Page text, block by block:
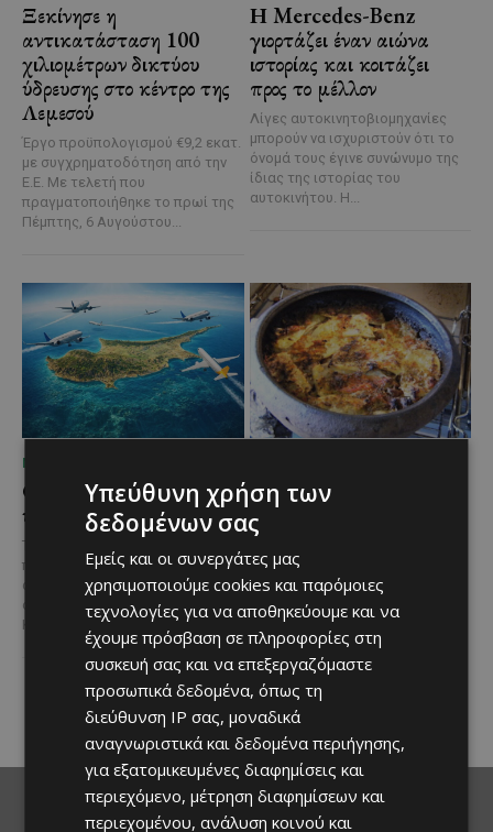
Ξεκίνησε η
αντικατάσταση 100
χιλιομέτρων δικτύου
ύδρευσης στο κέντρο της
Λεμεσού
Έργο προϋπολογισμού €9,2 εκατ.
με συγχρηματοδότηση από την
Ε.Ε. Με τελετή που
πραγματοποιήθηκε το πρωί της
Πέμπτης, 6 Αυγούστου...
Η Mercedes-Benz
γιορτάζει έναν αιώνα
ιστορίας και κοιτάζει
προς το μέλλον
Λίγες αυτοκινητοβιομηχανίες
μπορούν να ισχυριστούν ότι το
όνομά τους έγινε συνώνυμο της
ίδιας της ιστορίας του
αυτοκινήτου. Η...
ΜΈΝΟΥΜΕ ΕΝΗΜΕΡΩΜΈΝΟΙ
Ο τουρισμός ως εθνική
υπόθεση
Του Γιάννου Πανταζή* Είναι κοινή
πεποίθηση ότι ο τουρισμός
αποτελεί μία από τις
σημαντικότερες βιομηχανίες της
Κύπρου και διαχρονικά...
Ο Λευκαρίτικος τταβάς:
Η αυθεντική κυπριακή
συνταγή που περνά από
γενιά σε γενιά
Ανάμεσα στα πιο
χαρακτηριστικά φαγητά της
κυπριακής παραδοσιακής
κουζίνας ξεχωρίζει ο
Λευκαρίτικος τταβάς, ένα
φαγητό που συνδέεται
άρρηκτα...
Υπεύθυνη χρήση των
δεδομένων σας
Εμείς και οι συνεργάτες μας
χρησιμοποιούμε cookies και παρόμοιες
τεχνολογίες για να αποθηκεύουμε και να
έχουμε πρόσβαση σε πληροφορίες στη
συσκευή σας και να επεξεργαζόμαστε
προσωπικά δεδομένα, όπως τη
διεύθυνση IP σας, μοναδικά
αναγνωριστικά και δεδομένα περιήγησης,
για εξατομικευμένες διαφημίσεις και
περιεχόμενο, μέτρηση διαφημίσεων και
περιεχομένου, ανάλυση κοινού και